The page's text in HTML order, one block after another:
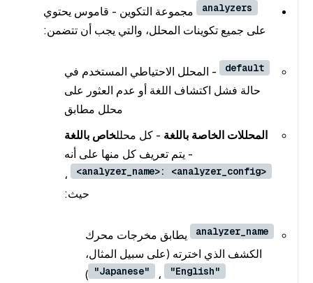
analyzers
مجموعة التكوين - قاموس يحتوي
على جميع تكوينات المحلل، والتي يجب أن تتضمن:
default
- المحلل الاحتياطي المستخدم في
حالة فشل اكتشاف اللغة أو عدم العثور على
محلل مطابق
المحللات الخاصة باللغة - كل محللخاص باللغة
- يتم تعريف كل منها على أنه
<analyzer_name>: <analyzer_config>
،
حيث:
analyzer_name
يطابق مخرجات محرك
الكشف الذي اخترته (على سبيل المثال،
"English" ، "Japanese"
)